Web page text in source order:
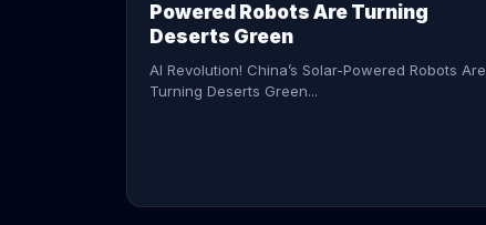
Powered Robots Are Turning
Deserts Green
AI Revolution! China’s Solar-Powered Robots Are
Turning Deserts Green...